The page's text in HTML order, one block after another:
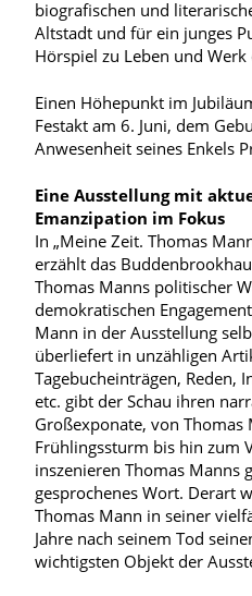
biografischen und
Altstadt und für ein junges
Hörspiel zu Leben und
Einen Höhepunkt im
Festakt am 6. Juni, dem
Anwesenheit seines Enkels
Eine Ausstellung mit
Emanzipation im Fokus
In „Meine Zeit. Thomas
erzählt das
Thomas Manns politischer
demokratischen
Mann in der Ausstellung
überliefert in unzähligen
Tagebucheinträgen, Reden,
etc. gibt der Schau ihren
Großexponate, von Thomas
Frühlingssturm bis hin zum
inszenieren Thomas Manns
gesprochenes Wort. Derart
Thomas Mann in seiner
Jahre nach seinem Tod
wichtigsten Objekt der